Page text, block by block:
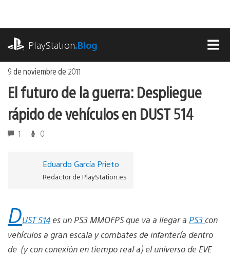
contenido
PlayStation.Blog
9 de noviembre de 2011
El futuro de la guerra: Despliegue
rápido de vehículos en DUST 514
1 0
Eduardo García Prieto
Redactor de PlayStation.es
DUST 514 es un PS3 MMOFPS que va a llegar a PS3 con
vehículos a gran escala y combates de infantería dentro
de (y con conexión en tiempo real a) el universo de EVE